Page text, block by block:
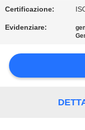
CONTATTICI
UNA
CITAZIONE
Certificazione:
Evidenziare: